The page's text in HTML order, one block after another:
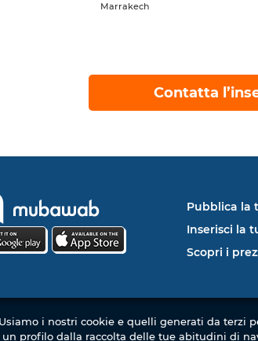
Marrakech
Contatta
Pubblica la
Inserisci la
Scopri i
Usiamo i nostri cookie e quelli generati da terzi
un profilo dalla raccolta delle tue abitudini di